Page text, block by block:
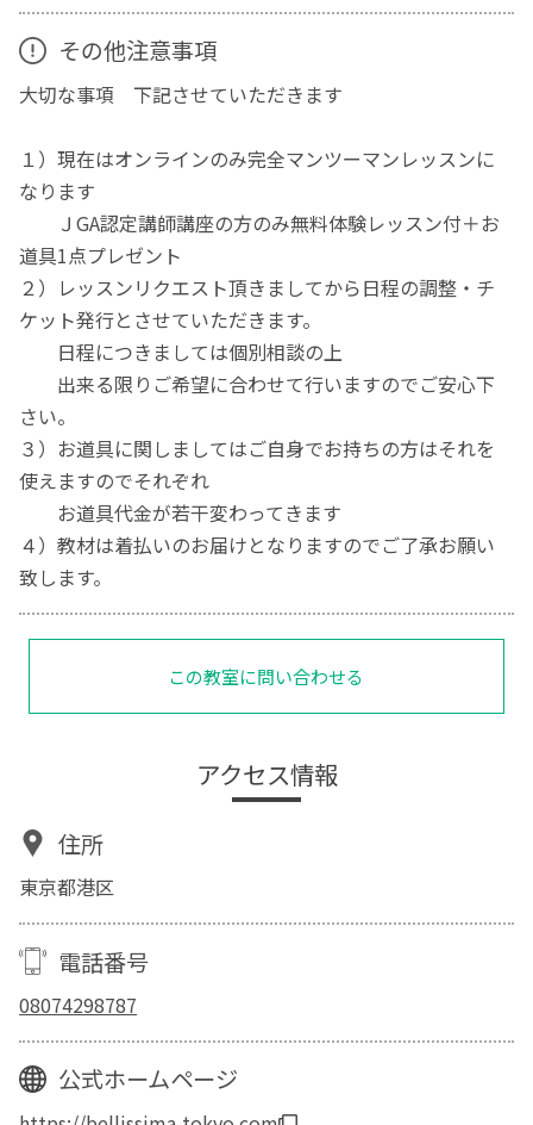
その他注意事項
大切な事項 下記させていただきます
１）現在はオンラインのみ完全マンツーマンレッスンに
なります
ＪGA認定講師講座の方のみ無料体験レッスン付＋お
道具1点プレゼント
２）レッスンリクエスト頂きましてから日程の調整・チ
ケット発行とさせていただきます。
日程につきましては個別相談の上
出来る限りご希望に合わせて行いますのでご安心下
さい。
３）お道具に関しましてはご自身でお持ちの方はそれを
使えますのでそれぞれ
お道具代金が若干変わってきます
４）教材は着払いのお届けとなりますのでご了承お願い
致します。
この教室に問い合わせる
アクセス情報
住所
東京都港区
電話番号
08074298787
公式ホームページ